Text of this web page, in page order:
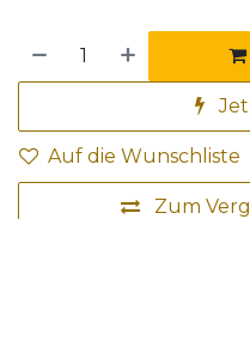
Zum
Auf die Wunschliste